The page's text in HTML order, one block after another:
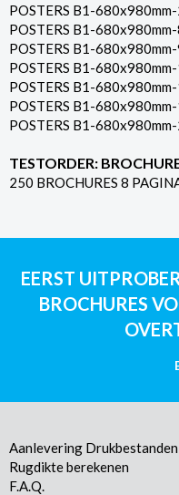
POSTERS B1-
POSTERS B1-
POSTERS B1-
POSTERS B1-
POSTERS B1-
POSTERS B1-
POSTERS B1-
TESTORDER:
250 BROCHURES 8
EERST
BROCHURES
Aanlevering Drukbestanden
Rugdikte berekenen
F.A.Q.